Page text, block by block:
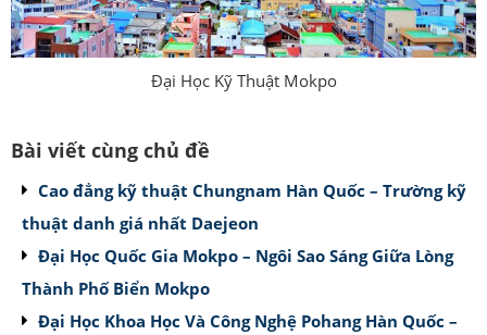
Đại Học Kỹ Thuật Mokpo
Bài viết cùng chủ đề
Cao đẳng kỹ thuật Chungnam Hàn Quốc – Trường kỹ
thuật danh giá nhất Daejeon
Đại Học Quốc Gia Mokpo – Ngôi Sao Sáng Giữa Lòng
Thành Phố Biển Mokpo
Đại Học Khoa Học Và Công Nghệ Pohang Hàn Quốc –